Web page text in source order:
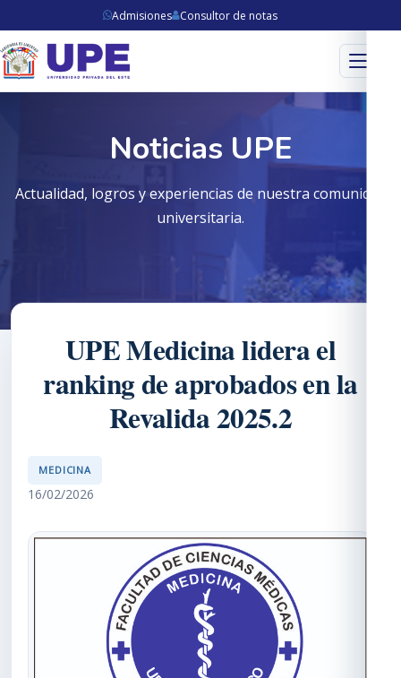
Admisiones Consultor de notas
Menú
Noticias UPE
Actualidad, logros y experiencias de nuestra comunidad
universitaria.
UPE Medicina lidera el
ranking de aprobados en la
Revalida 2025.2
MEDICINA
16/02/2026